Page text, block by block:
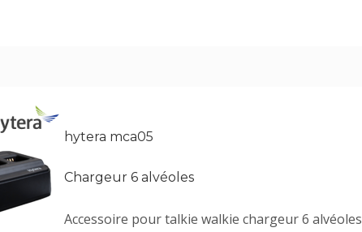
hytera mca05
Chargeur 6 alvéoles
Accessoire pour talkie walkie chargeur 6 alvéoles